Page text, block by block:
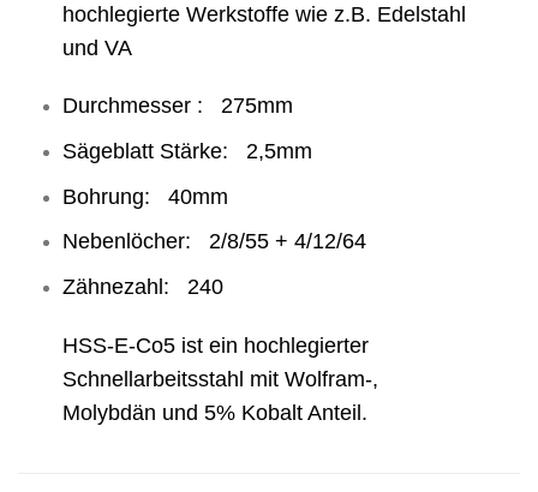
hochlegierte Werkstoffe wie z.B. Edelstahl
und VA
Durchmesser : 275mm
Sägeblatt Stärke: 2,5mm
Bohrung: 40mm
Nebenlöcher: 2/8/55 + 4/12/64
Zähnezahl: 240
HSS-E-Co5 ist ein hochlegierter
Schnellarbeitsstahl mit Wolfram-,
Molybdän und 5% Kobalt Anteil.